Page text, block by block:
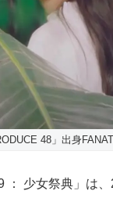
48」出身
： 少女祭典」は